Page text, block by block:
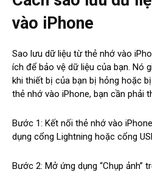
vào iPhone
Sao lưu dữ liệu từ thẻ nhớ vào
ích để bảo vệ dữ liệu của bạn. Nó
khi thiết bị của bạn bị hỏng hoặc
thẻ nhớ vào iPhone, bạn cần phải
Bước 1: Kết nối thẻ nhớ vào
dụng cổng Lightning hoặc cổng
Bước 2: Mở ứng dụng “Chụp ảnh”